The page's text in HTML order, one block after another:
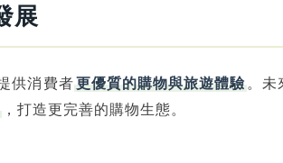
展
供消費者更優質的購物與旅遊體驗 。未
，打造更完善的購物生態。